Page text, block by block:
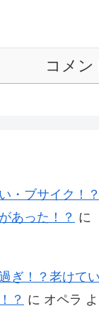
コメン
・ブサイク！？
あった！？ に
ぎ！？老けてい
？ に オペラ よ